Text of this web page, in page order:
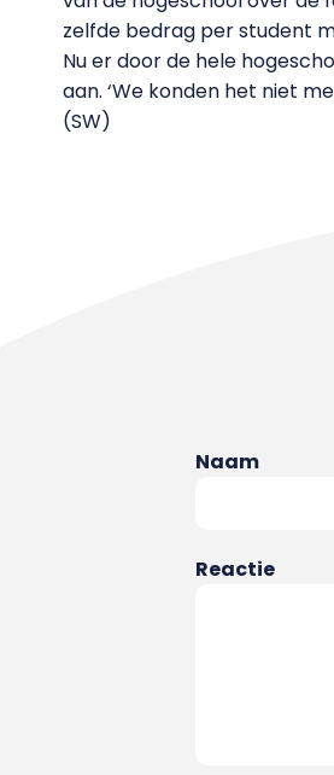
zelfde bedrag per student
Nu er door de hele
aan. ‘We konden het niet
(SW)
Naam
Reactie